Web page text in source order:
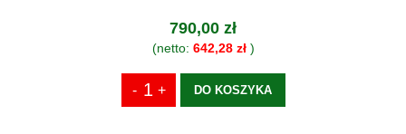
790,00 zł
(netto: 642,28 zł)
DO KOSZYKA